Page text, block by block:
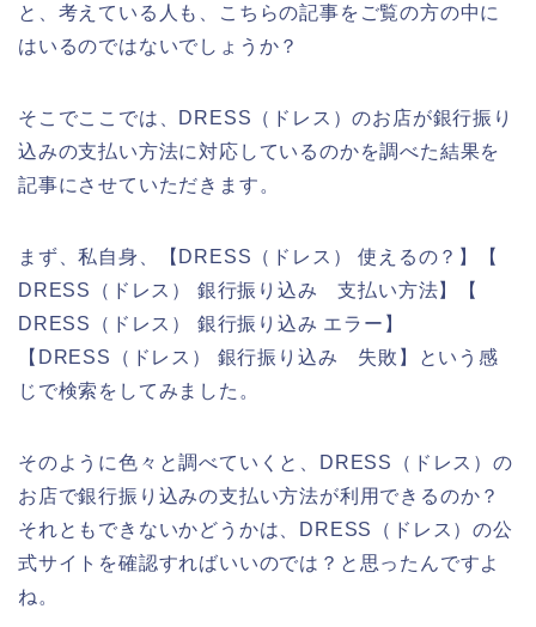
と、考えている人も、こちらの記事をご覧の方の中に
はいるのではないでしょうか？
そこでここでは、DRESS（ドレス）のお店が銀行振り
込みの支払い方法に対応しているのかを調べた結果を
記事にさせていただきます。
まず、私自身、【DRESS（ドレス） 使えるの？】【
DRESS（ドレス） 銀行振り込み 支払い方法】【
DRESS（ドレス） 銀行振り込み エラー】
【DRESS（ドレス） 銀行振り込み 失敗】という感
じで検索をしてみました。
そのように色々と調べていくと、DRESS（ドレス）の
お店で銀行振り込みの支払い方法が利用できるのか？
それともできないかどうかは、DRESS（ドレス）の公
式サイトを確認すればいいのでは？と思ったんですよ
ね。